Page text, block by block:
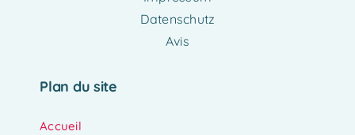
Datenschutz
Avis
Plan du site
Accueil